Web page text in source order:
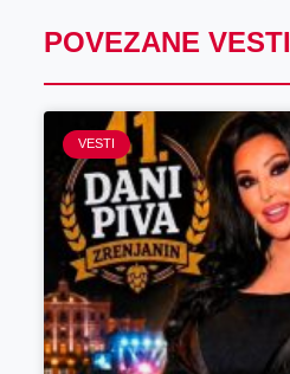
POVEZANE VESTI
VESTI